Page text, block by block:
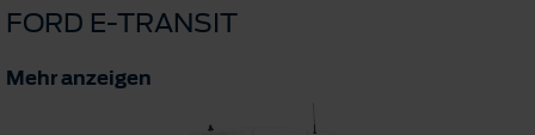
FORD E-TRANSIT
Mehr anzeigen